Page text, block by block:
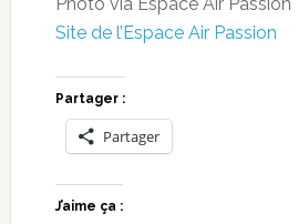
Site de l’Espace Air Passion
Partager :
Partager
J’aime ça :